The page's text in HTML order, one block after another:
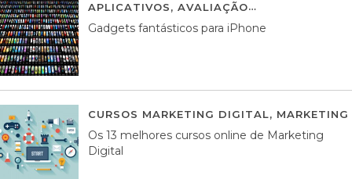
APLICATIVOS, AVALIAÇÃO
Gadgets fantásticos para iPhone
CURSOS MARKETING DIGITAL,
Os 13 melhores cursos online de Marketing
Digital